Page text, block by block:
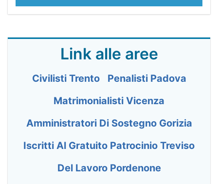
Link alle aree
Civilisti Trento
Penalisti Padova
Matrimonialisti Vicenza
Amministratori Di Sostegno Gorizia
Iscritti Al Gratuito Patrocinio Treviso
Del Lavoro Pordenone